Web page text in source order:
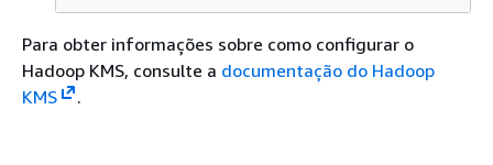
Para obter informações sobre como configurar o
Hadoop KMS, consulte a documentação do Hadoop
KMS
.